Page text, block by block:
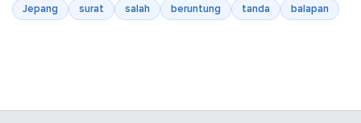
Jepang
surat salah beruntung tanda balapan